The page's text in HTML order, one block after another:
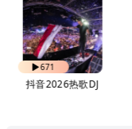
671
抖音2026热歌DJ